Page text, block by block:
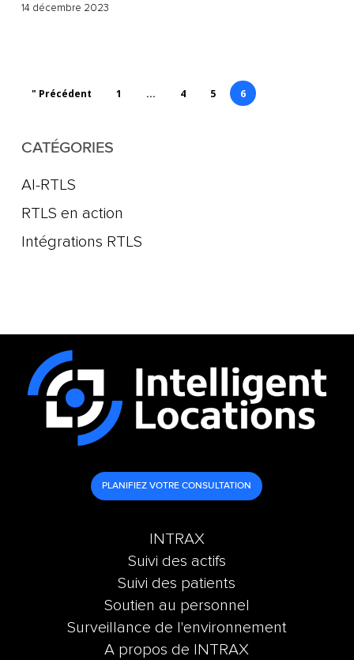
14 décembre 2023
" Précédent 1 ... 4 5 6
CATÉGORIES
AI-RTLS
RTLS en action
Intégrations RTLS
PLANIFIEZ VOTRE CONSULTATION
INTRAX
Suivi des actifs
Suivi des patients
Soutien au personnel
Surveillance de l'environnement
A propos de INTRAX